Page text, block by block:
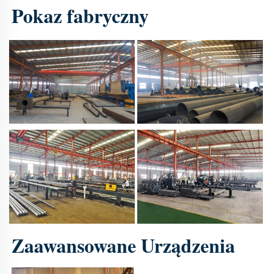
Pokaz fabryczny
Zaawansowane Urządzenia